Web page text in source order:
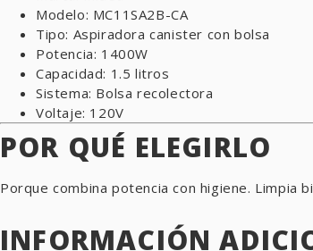
Modelo: MC11SA2B-CA
Tipo: Aspiradora canister con bolsa
Potencia: 1400W
Capacidad: 1.5 litros
Sistema: Bolsa recolectora
Voltaje: 120V
POR QUÉ ELEGIRLO
Porque combina potencia con higiene. Limpia
INFORMACIÓN